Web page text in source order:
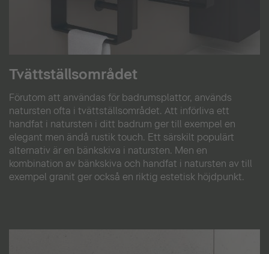
Tvättställsområdet
Förutom att användas för badrumsplattor, används
natursten ofta i tvättställsområdet. Att införliva ett
handfat i natursten i ditt badrum ger till exempel en
elegant men ändå rustik touch. Ett särskilt populärt
alternativ är en bänkskiva i natursten. Men en
kombination av bänkskiva och handfat i natursten av till
exempel granit ger också en riktig estetisk höjdpunkt.